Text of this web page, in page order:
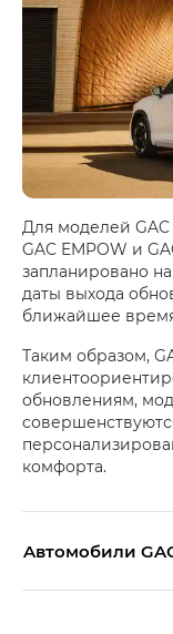
Для моделей GAC
GAC EMPOW и
запланировано
даты выхода
ближайшее
Таким образом,
обновлениям,
комфорта.
Aвтомобили